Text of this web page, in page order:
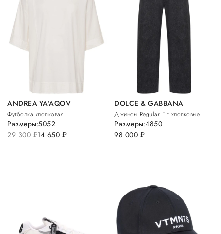
ANDREA YA’AQOV
Футболка хлопковая
29 300руб.14 650 руб.
Размеры:5052
DOLCE & GABBANA
Джинсы Regular Fit хлопковые
98 000 руб.
Размеры:4850